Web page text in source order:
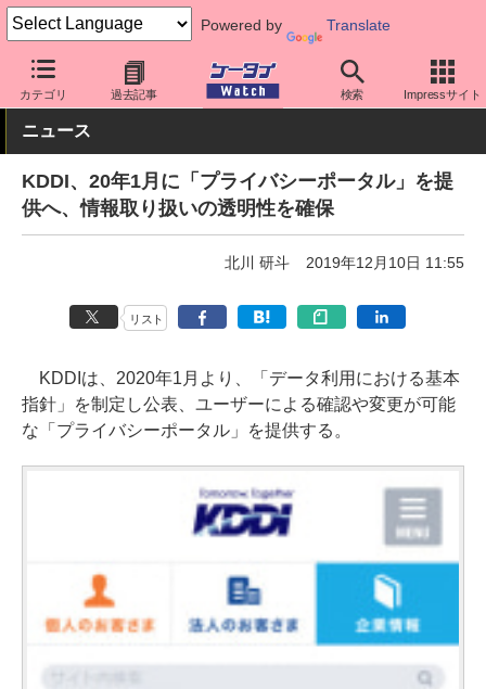
Powered by Translate
カテゴリ 過去記事 検索 Impressサイト
ケータイ Watch キャリア au サポート
ニュース
KDDI、20年1月に「プライバシーポータル」を提
供へ、情報取り扱いの透明性を確保
北川 研斗 2019年12月10日 11:55
リスト
KDDIは、2020年1月より、「データ利用における基本
指針」を制定し公表、ユーザーによる確認や変更が可能
な「プライバシーポータル」を提供する。